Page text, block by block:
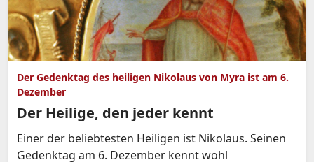
Der Gedenktag des heiligen Nikolaus von Myra ist am 6.
Dezember
Der Heilige, den jeder kennt
Einer der beliebtesten Heiligen ist Nikolaus. Seinen
Gedenktag am 6. Dezember kennt wohl